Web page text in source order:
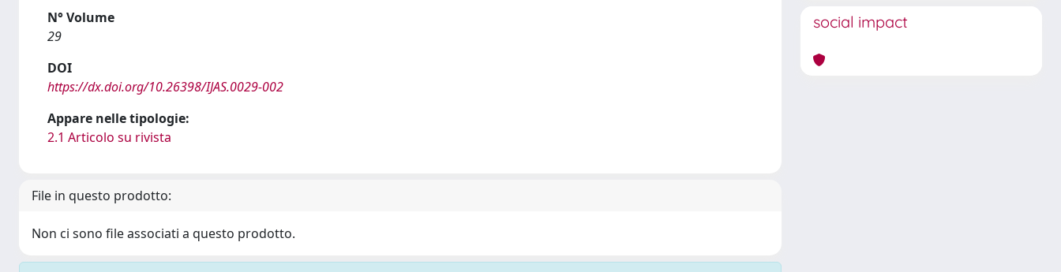
N° Volume
29
DOI
https://dx.doi.org/10.26398/IJAS.0029-002
Appare nelle tipologie:
2.1 Articolo su rivista
File in questo prodotto:
Non ci sono file associati a questo prodotto.
social impact